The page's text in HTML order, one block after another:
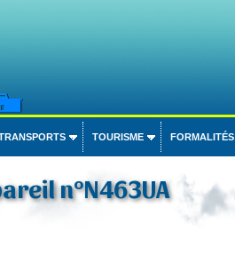
TOURISME FORMALITÉS
n°N463UA